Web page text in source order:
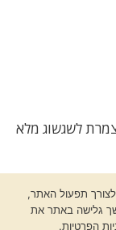
לשגשוג מלא
תפעול האתר,
גלישה באתר את
הפרטיות.